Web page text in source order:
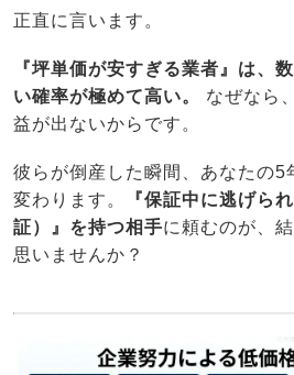
正直に言います。
『坪単価が安すぎる業者』は、
い確率が極めて高い。
なぜなら
益が出ないからです。
彼らが倒産した瞬間、あなたの5
変わります。
『保証中に逃げら
証）』を持つ相手に頼むのが、
思いませんか？